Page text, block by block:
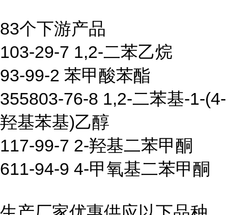
83个下游产品
103-29-7 1,2-二苯乙烷
93-99-2 苯甲酸苯酯
355803-76-8 1,2-二苯基-1-(4-
羟基苯基)乙醇
117-99-7 2-羟基二苯甲酮
611-94-9 4-甲氧基二苯甲酮